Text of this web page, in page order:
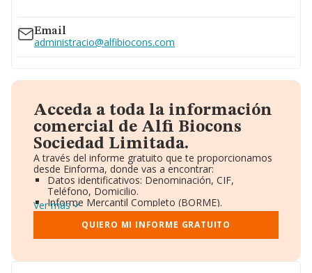
Email
administracio@alfibiocons.com
Acceda a toda la información
comercial de Alfi Biocons
Sociedad Limitada.
A través del informe gratuito que te proporcionamos
desde Einforma, donde vas a encontrar:
Datos identificativos: Denominación, CIF,
Teléfono, Domicilio.
Informe Mercantil Completo (BORME).
Gráficos de Evolución Ventas y Empleados.
Consejo de Administración y Administradores.
Directivos y Ejecutivos.
Ver más
QUIERO MI INFORME GRATUITO